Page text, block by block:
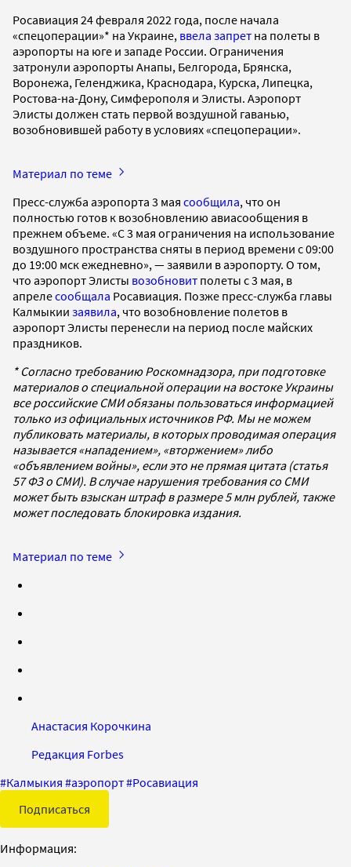
Росавиация 24 февраля 2022 года, после начала
«спецоперации»* на Украине, ввела запрет на полеты в
аэропорты на юге и западе России. Ограничения
затронули аэропорты Анапы, Белгорода, Брянска,
Воронежа, Геленджика, Краснодара, Курска, Липецка,
Ростова-на-Дону, Симферополя и Элисты. Аэропорт
Элисты должен стать первой воздушной гаванью,
возобновившей работу в условиях «спецоперации».
Материал по теме
Пресс-служба аэропорта 3 мая сообщила, что он
полностью готов к возобновлению авиасообщения в
прежнем объеме. «С 3 мая ограничения на использование
воздушного пространства сняты в период времени с 09:00
до 19:00 мск ежедневно», — заявили в аэропорту. О том,
что аэропорт Элисты возобновит полеты с 3 мая, в
апрелесообщала Росавиация. Позже пресс-служба главы
Калмыкии заявила, что возобновление полетов в
аэропорт Элисты перенесли на период после майских
праздников.
* Согласно требованию Роскомнадзора, при подготовке
материалов о специальной операции на востоке Украины
все российские СМИ обязаны пользоваться информацией
только из официальных источников РФ. Мы не можем
публиковать материалы, в которых проводимая операция
называется «нападением», «вторжением» либо
«объявлением войны», если это не прямая цитата (статья
57 ФЗ о СМИ). В случае нарушения требования со СМИ
может быть взыскан штраф в размере 5 млн рублей, также
может последовать блокировка издания.
Материал по теме
Анастасия Корочкина
Редакция Forbes
#Калмыкия #аэропорт#Росавиация
Подписаться
Информация: